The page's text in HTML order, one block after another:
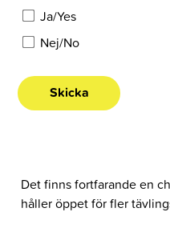
Ja/Yes
Nej/No
Det finns fortfarande en
håller öppet för fler